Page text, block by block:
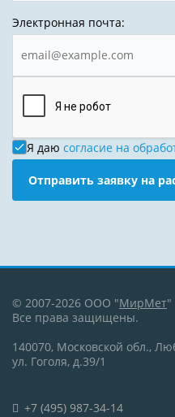
Электронная почта:
Я даю согласие на
Отправить заявку на
© 2007-2026 ООО "МирМет"
Все права защищены.
140070, Московской обл.,
ул. Гоголя, д.39/1
+7 (495) 987-34-14